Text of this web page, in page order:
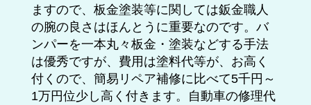
ますので、板金塗装等に関しては鈑金職人
の腕の良さはほんとうに重要なのです。バ
ンパーを一本丸々板金・塗装などする手法
は優秀ですが、費用は塗料代等が、お高く
付くので、簡易リペア補修に比べて5千円～
1万円位少し高く付きます。自動車の修理代